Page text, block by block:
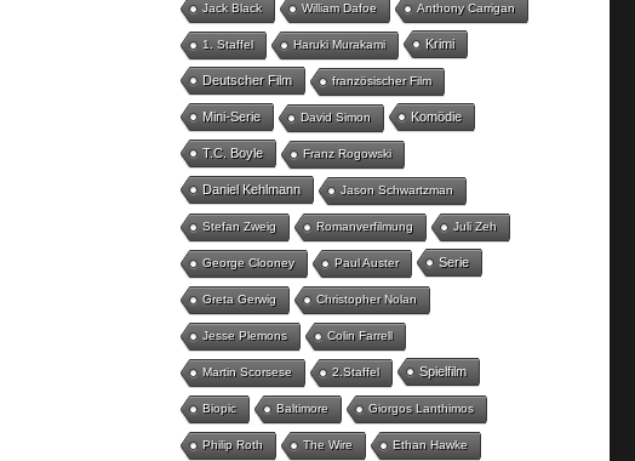
Jack Black William Dafoe Anthony Carrigan
1. Staffel Haruki Murakami Krimi
Deutscher Film französischer Film
Mini-Serie David Simon Komödie
T.C. Boyle Franz Rogowski
Daniel Kehlmann Jason Schwartzman
Stefan Zweig Romanverfilmung Juli Zeh
George Clooney Paul Auster Serie
Greta Gerwig Christopher Nolan
Jesse Plemons Colin Farrell
Martin Scorsese 2.Staffel Spielfilm
Biopic Baltimore Giorgos Lanthimos
Philip Roth The Wire Ethan Hawke